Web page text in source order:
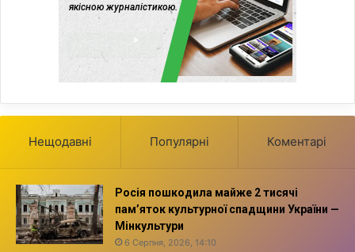
Нещодавні Популярні Коментарі
Росія пошкодила майже 2 тисячі
пам’яток культурної спадщини України —
Мінкультури
6 Серпня, 2026, 14:10